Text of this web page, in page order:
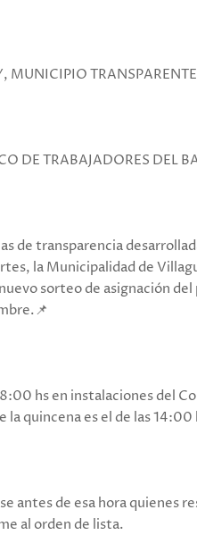
MUNICIPIO
DE TRABAJADORES DEL
de transparencia
la Municipalidad de
sorteo de asignación
8:00 hs en instalaciones del
la quincena es el de las 14:00
antes de esa hora quienes
al orden de lista.